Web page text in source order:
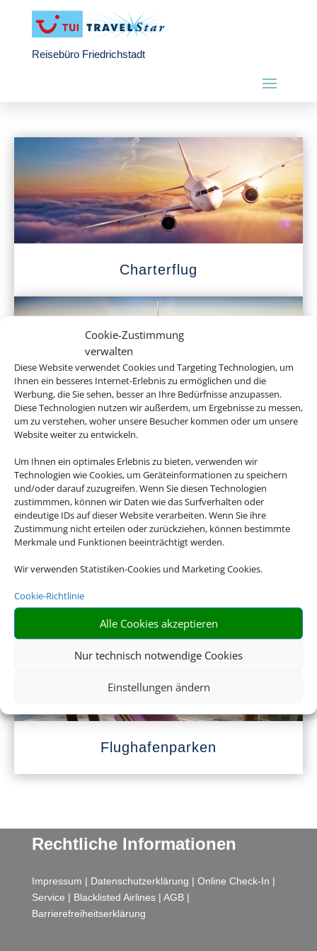
Cookie-Zustimmung
verwalten
Diese Website verwendet Cookies und Targeting Technologien, um
Ihnen ein besseres Internet-Erlebnis zu ermöglichen und die
Werbung, die Sie sehen, besser an Ihre Bedürfnisse anzupassen.
Diese Technologien nutzen wir außerdem, um Ergebnisse zu messen,
um zu verstehen, woher unsere Besucher kommen oder um unsere
Website weiter zu entwickeln.
Um Ihnen ein optimales Erlebnis zu bieten, verwenden wir
Technologien wie Cookies, um Geräteinformationen zu speichern
und/oder darauf zuzugreifen. Wenn Sie diesen Technologien
zustimmmen, können wir Daten wie das Surfverhalten oder
eindeutige IDs auf dieser Website verarbeiten. Wenn Sie ihre
Zustimmung nicht erteilen oder zurückziehen, können bestimmte
Merkmale und Funktionen beeinträchtigt werden.
Wir verwenden Statistiken-Cookies und Marketing Cookies.
Cookie-Richtlinie
Alle Cookies akzeptieren
Nur technisch notwendige Cookies
Einstellungen ändern
Reisebüro Friedrichstadt
Charterflug
Linienflug
Flughafenparken
Rechtliche Informationen
Impressum | Datenschutzerklärung | Online Check-In |
Service | Blacklisted Airlines| AGB|
Barrierefreiheitserklärung